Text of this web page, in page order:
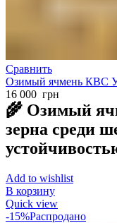
Сравнить
Озимый ячмень КВС
16 000 грн
🌾 Озимый
зерна среди
Add to wishlist
В корзину
Quick view
-15%Распродано